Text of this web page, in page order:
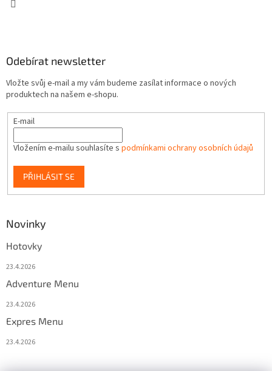
Odebírat newsletter
Vložte svůj e-mail a my vám budeme zasílat informace o nových
produktech na našem e-shopu.
E-mail
Vložením e-mailu souhlasíte s podmínkami ochrany osobních údajů
PŘIHLÁSIT SE
Novinky
Hotovky
23.4.2026
Adventure Menu
23.4.2026
Expres Menu
23.4.2026